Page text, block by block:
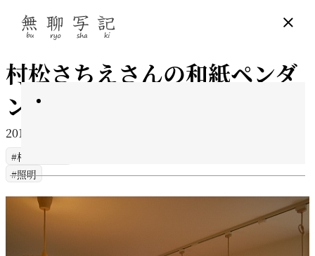
村松さちえさんの和紙ペンダ
ント
2011年6月25日
村松さちえ
照明